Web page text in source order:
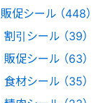
販促シール （448）
割引シール （39）
販促シール （63）
食材シール （35）